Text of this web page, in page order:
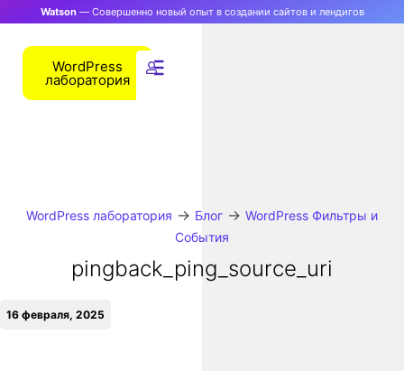
Watson— Совершенно новый опыт в создании сайтов и лендигов
WordPress
лаборатория
WordPress лаборатория → Блог → WordPress Фильтры и
События
pingback_ping_source_uri
16 февраля, 2025